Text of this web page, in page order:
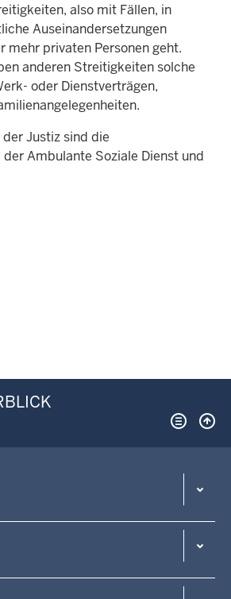
also mit Fällen, in
Auseinandersetzungen
mehr privaten Personen geht.
anderen Streitigkeiten solche
oder Dienstverträgen,
Justiz sind die
Ambulante Soziale Dienst und